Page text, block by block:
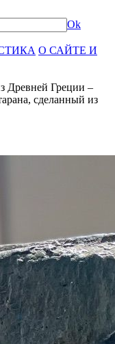
Ok
О САЙТЕ И
Древней Греции –
сделанный из